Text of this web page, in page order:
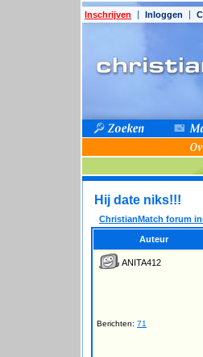
Inschrijven Inloggen
Hij date niks!!!
ChristianMatch forum
Auteur
ANITA412
Berichten: 71